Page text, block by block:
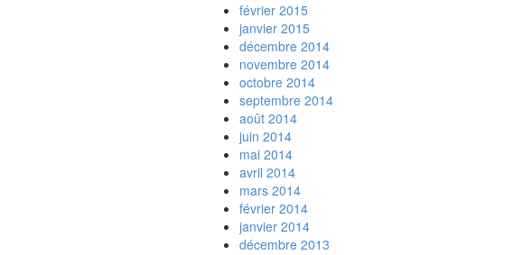
février 2015
janvier 2015
décembre 2014
novembre 2014
octobre 2014
septembre 2014
août 2014
juin 2014
mai 2014
avril 2014
mars 2014
février 2014
janvier 2014
décembre 2013